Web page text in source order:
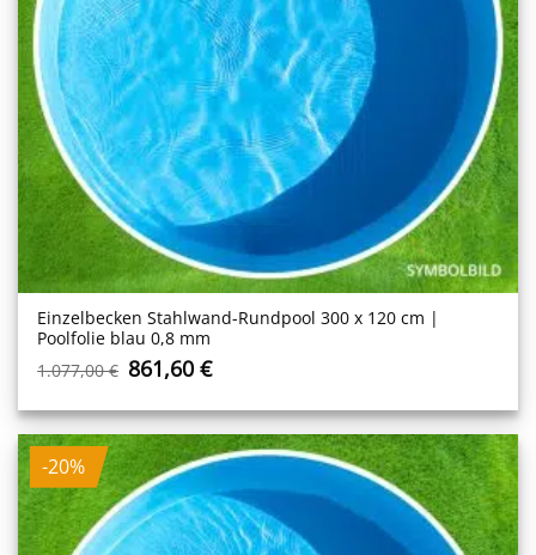
Einzelbecken Stahl­wand-Rundpool 300 x 120 cm |
Poolfolie blau 0,8 mm
1.077,00€ Ursprünglicher
Preis
war:
1.077,00 €
861,60€Aktueller
ist:
861,60 €.
-20%